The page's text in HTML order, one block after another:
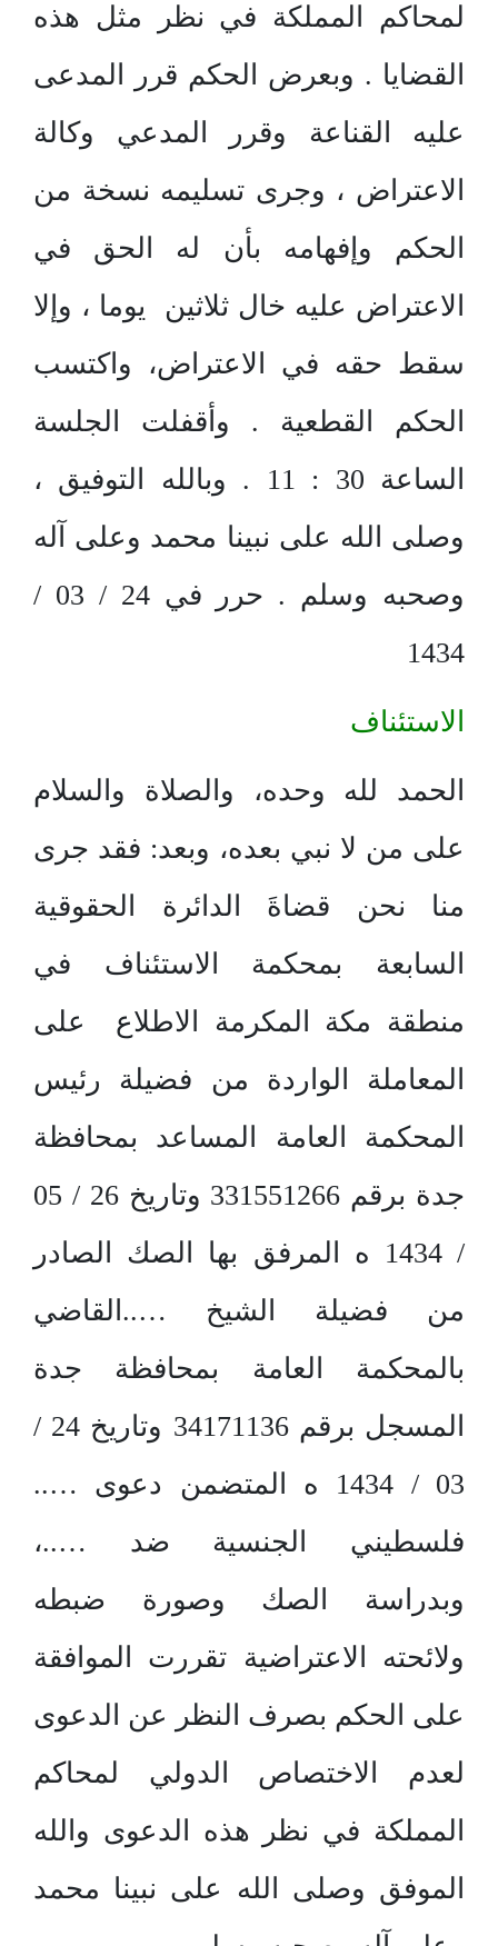
لمحاكم المملكة في نظر مثل هذه
القضايا . وبعرض الحكم قرر المدعى
عليه القناعة وقرر المدعي وكالة
الاعتراض ، وجرى تسليمه نسخة من
الحكم وإفهامه بأن له الحق في
الاعتراض عليه خال ثلاثين يوما ، وإلا
سقط حقه في الاعتراض، واكتسب
الحكم القطعية . وأقفلت الجلسة
الساعة 30 : 11 . وبالله التوفيق ،
وصلى الله على نبينا محمد وعلى آله
وصحبه وسلم . حرر في 24 / 03 /
1434
الاستئناف
الحمد لله وحده، والصلاة والسلام
على من لا نبي بعده، وبعد: فقد جرى
منا نحن قضاةَ الدائرة الحقوقية
السابعة بمحكمة الاستئناف في
منطقة مكة المكرمة الاطلاع على
المعاملة الواردة من فضيلة رئيس
المحكمة العامة المساعد بمحافظة
جدة برقم 331551266 وتاريخ 26 / 05
/ 1434 ه المرفق بها الصك الصادر
من فضيلة الشيخ …..القاضي
بالمحكمة العامة بمحافظة جدة
المسجل برقم 34171136 وتاريخ 24 /
03 / 1434 ه المتضمن دعوى …..
فلسطيني الجنسية ضد …..،
وبدراسة الصك وصورة ضبطه
ولائحته الاعتراضية تقررت الموافقة
على الحكم بصرف النظر عن الدعوى
لعدم الاختصاص الدولي لمحاكم
المملكة في نظر هذه الدعوى والله
الموفق وصلى الله على نبينا محمد